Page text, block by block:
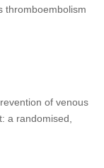
thromboembolism
of venous
a randomised,